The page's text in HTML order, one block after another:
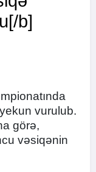
b]
vurulub.
görə,
vəsiqənin